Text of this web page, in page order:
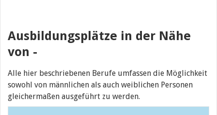
Ausbildungsplätze in der Nähe
von -
Alle hier beschriebenen Berufe umfassen die Möglichkeit
sowohl von männlichen als auch weiblichen Personen
gleichermaßen ausgeführt zu werden.